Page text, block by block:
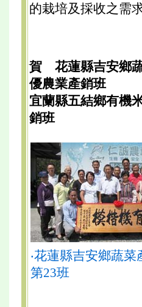
的栽培及採收之需求
賀 花蓮縣吉安鄉
優農業產銷班
宜蘭縣五結鄉有機
銷班
‧花蓮縣吉安鄉蔬菜
第23班